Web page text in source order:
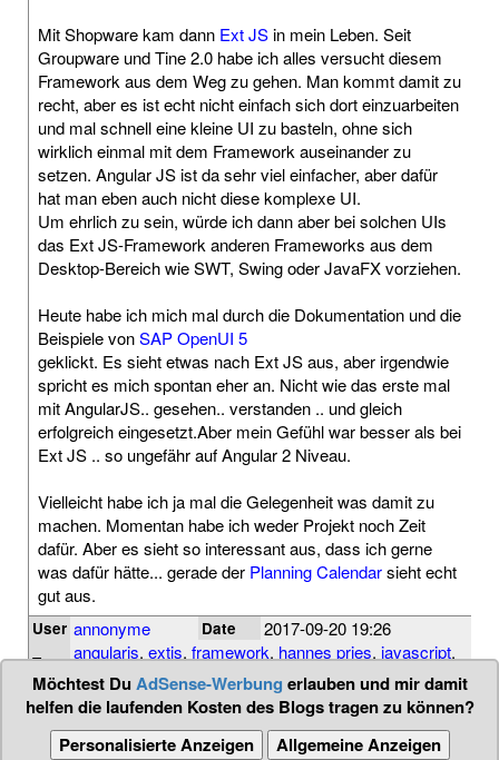
Mit Shopware kam dann Ext JSin mein Leben. Seit
Groupware und Tine 2.0 habe ich alles versucht diesem
Framework aus dem Weg zu gehen. Man kommt damit zu
recht, aber es ist echt nicht einfach sich dort einzuarbeiten
und mal schnell eine kleine UI zu basteln, ohne sich
wirklich einmal mit dem Framework auseinander zu
setzen. Angular JS ist da sehr viel einfacher, aber dafür
hat man eben auch nicht diese komplexe UI.
Um ehrlich zu sein, würde ich dann aber bei solchen UIs
das Ext JS-Framework anderen Frameworks aus dem
Desktop-Bereich wie SWT, Swing oder JavaFX vorziehen.
Heute habe ich mich mal durch die Dokumentation und die
Beispiele vonSAP OpenUI 5
geklickt. Es sieht etwas nach Ext JS aus, aber irgendwie
spricht es mich spontan eher an. Nicht wie das erste mal
mit AngularJS.. gesehen.. verstanden .. und gleich
erfolgreich eingesetzt.Aber mein Gefühl war besser als bei
Ext JS .. so ungefähr auf Angular 2 Niveau.
Vielleicht habe ich ja mal die Gelegenheit was damit zu
machen. Momentan habe ich weder Projekt noch Zeit
dafür. Aber es sieht so interessant aus, dass ich gerne
was dafür hätte... gerade der Planning Calendarsieht echt
gut aus.
User annonyme Date 2017-09-20 19:26
Tags angularjs, extjs, framework, hannes pries, javascript,
knockout, openui5 ,sap ,
Möchtest DuAdSense-Werbung erlauben und mir damit
helfen die laufenden Kosten des Blogs tragen zu können?
Personalisierte Anzeigen
Allgemeine Anzeigen